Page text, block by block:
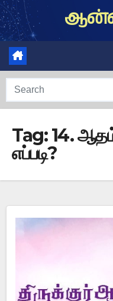
Skip
to
content
Tag:14.
எப்படி?